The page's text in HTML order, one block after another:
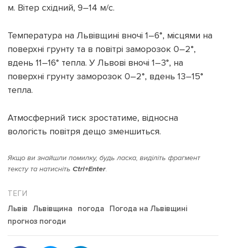
м. Вітер східний, 9–14 м/с.
Температура на Львівщині вночі 1–6°, місцями на
поверхні грунту та в повітрі заморозок 0–2°,
вдень 11–16° тепла. У Львові вночі 1–3°, на
поверхні грунту заморозок 0–2°, вдень 13–15°
тепла.
Атмосферний тиск зростатиме, відносна
вологість повітря дещо зменшиться.
Якщо ви знайшли помилку, будь ласка, виділіть фрагмент
тексту та натисніть Ctrl+Enter.
Львів Львівщина погода
Погода на Львівщині
прогноз погоди